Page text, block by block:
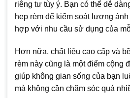
riêng tư tùy ý. Bạn có thể dễ
hẹp rèm để kiểm soát lượng
hợp với nhu cầu sử dụng của
Hơn nữa, chất liệu cao cấp và
rèm này cũng là một điểm cộng
giúp không gian sống của bạn
mà không cần chăm sóc quá